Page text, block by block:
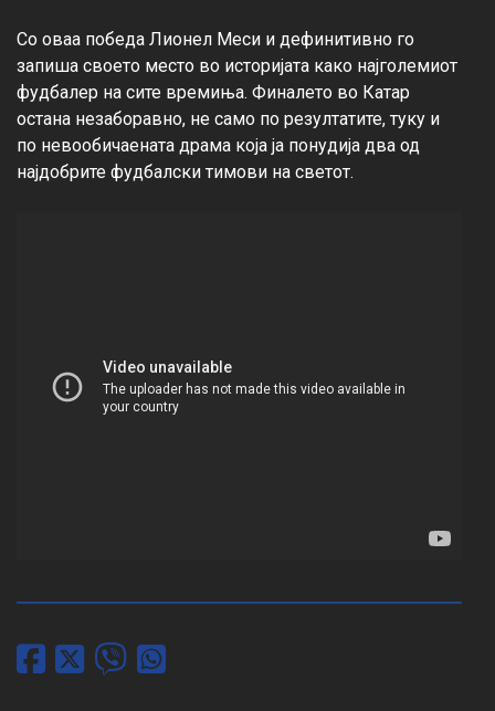
Со оваа победа Лионел Меси и дефинитивно го
запиша своето место во историјата како најголемиот
фудбалер на сите времиња. Финалето во Катар
остана незаборавно, не само по резултатите, туку и
по невообичаената драма која ја понудија два од
најдобрите фудбалски тимови на светот.